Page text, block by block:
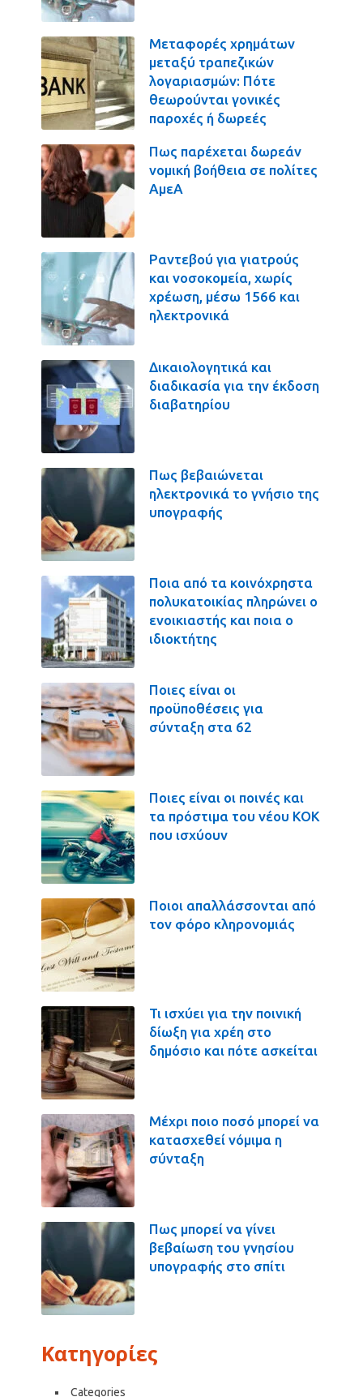
Μεταφορές χρημάτων
μεταξύ τραπεζικών
λογαριασμών: Πότε
θεωρούνται γονικές
παροχές ή δωρεές
Πως παρέχεται δωρεάν
νομική βοήθεια σε πολίτες
ΑμεΑ
Ραντεβού για γιατρούς
και νοσοκομεία, χωρίς
χρέωση, μέσω 1566 και
ηλεκτρονικά
Δικαιολογητικά και
διαδικασία για την έκδοση
διαβατηρίου
Πως βεβαιώνεται
ηλεκτρονικά το γνήσιο της
υπογραφής
Ποια από τα κοινόχρηστα
πολυκατοικίας πληρώνει ο
ενοικιαστής και ποια ο
ιδιοκτήτης
Ποιες είναι οι
προϋποθέσεις για
σύνταξη στα 62
Ποιες είναι οι ποινές και
τα πρόστιμα του νέου ΚΟΚ
που ισχύουν
Ποιοι απαλλάσσονται από
τον φόρο κληρονομιάς
Τι ισχύει για την ποινική
δίωξη για χρέη στο
δημόσιο και πότε ασκείται
Μέχρι ποιο ποσό μπορεί να
κατασχεθεί νόμιμα η
σύνταξη
Πως μπορεί να γίνει
βεβαίωση του γνησίου
υπογραφής στο σπίτι
Κατηγορίες
Categories